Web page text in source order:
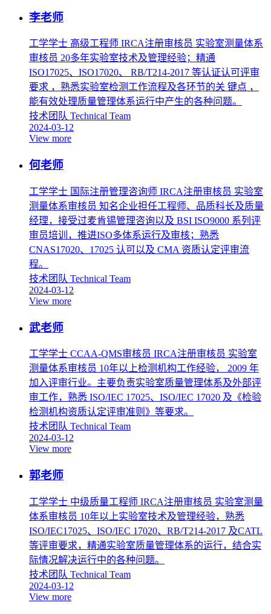
李老师
工学学士 高级工程师 IRCA注册审核员 实验室测量体系
审核员 20多年实验室技术及管理经验；精通
ISO17025、ISO17020、 RB/T214-2017 等认证认可评审
要求 ，熟悉实验室检测工作流程及各环节的关 键点 ，
能有效处理质量管理体系运行中产生的各种问题。
技术团队 Technical Team
2024-03-12
View more
何老师
工学学士 国际注册管理咨询师 IRCA注册审核员 实验室
测量体系审核员 知名企业担任工程师、品质科长及质量
经理，接受过麦肯锡管理咨询以及 BSI ISO9000 系列评
审员培训，推进ISO多体系运行及审核；熟悉
CNAS17020、17025 认可以及 CMA 资质认定评审流
程。
技术团队 Technical Team
2024-03-12
View more
武老师
工学学士 CCAA-QMS审核员 IRCA注册审核员 实验室
测量体系审核员 10年以上检测机构工作经验， 2009 年
加入评审行业。主要负责实验室质量管理体系及外部评
审工作，熟悉 ISO/IEC 17025、ISO/IEC 17020 及《检验
检测机构资质认定评审准则》等要求。
技术团队 Technical Team
2024-03-12
View more
郭老师
工学学士 中级质量工程师 IRCA注册审核员 实验室测量
体系审核员 10年以上实验室技术及管理经验，熟悉
ISO/IEC17025、ISO/IEC 17020、RB/T214-2017 及CATL
等评审要求，精通实验室质量管理体系的运行，结合实
际情况解决运行中的各种问题。
技术团队 Technical Team
2024-03-12
View more